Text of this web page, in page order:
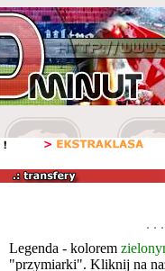
Legenda - kolorem
"przymiarki". Kliknij na